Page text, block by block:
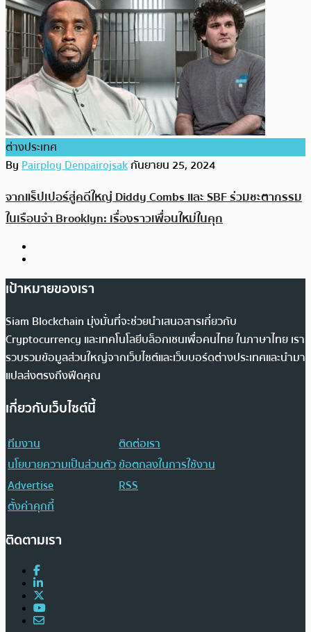
ต่างประเทศ
ByPairploy Denpairojsakกันยายน 25, 2024
จากแร็ปเปอร์สู่คดีใหญ่ Diddy Combs และ SBF ร่วมชะตากรรม
ในเรือนจำ Brooklyn: เรื่องราวเพื่อนใหม่ในคุก
เป้าหมายของเรา
Siam Blockchain มุ่งมั่นที่จะช่วยนำเสนอสารเกี่ยวกับ
Cryptocurrency และเทคโนโลยีบล็อกเชนเพื่อคนไทย ในภาษาไทย เรา
รวบรวมข้อมูลส่วนใหญ่จากเว็บไซต์และเว็บบอร์ดต่างประเทศและนำมา
แปลส่งตรงถึงฟีดคุณ
เกี่ยวกับเว็บไซต์นี้
ทีมงาน
ติดต่อเรา
นโยบายความเป็นส่วนตัวข้อตกลงในการใช้งาน
Advertise
RSS
ตั้งค่าคุกกี้
ติดตามเรา